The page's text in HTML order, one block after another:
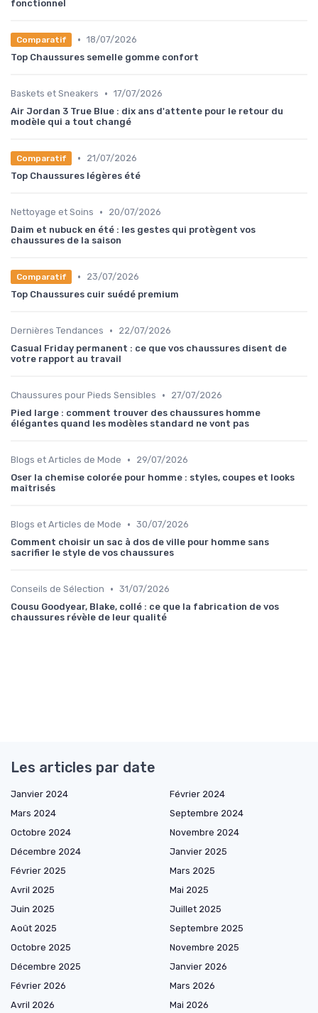
fonctionnel
Comparatif • 18/07/2026
Top Chaussures semelle gomme confort
Baskets et Sneakers • 17/07/2026
Air Jordan 3 True Blue : dix ans d'attente pour le retour du
modèle qui a tout changé
Comparatif •
21/07/2026
Top Chaussures légères été
Nettoyage et Soins •
20/07/2026
Daim et nubuck en été : les gestes qui protègent vos
chaussures de la saison
Comparatif •
23/07/2026
Top Chaussures cuir suédé premium
Dernières Tendances •
22/07/2026
Casual Friday permanent : ce que vos chaussures disent de
votre rapport au travail
Chaussures pour Pieds Sensibles •
27/07/2026
Pied large : comment trouver des chaussures homme
élégantes quand les modèles standard ne vont pas
Blogs et Articles de Mode •
29/07/2026
Oser la chemise colorée pour homme : styles, coupes et looks
maîtrisés
Blogs et Articles de Mode • 30/07/2026
Comment choisir un sac à dos de ville pour homme sans
sacrifier le style de vos chaussures
Conseils de Sélection • 31/07/2026
Cousu Goodyear, Blake, collé : ce que la fabrication de vos
chaussures révèle de leur qualité
Les articles par date
Janvier 2024
Février 2024
Mars 2024
Septembre 2024
Octobre 2024
Novembre 2024
Décembre 2024
Janvier 2025
Février 2025
Mars 2025
Avril 2025
Mai 2025
Juin 2025
Juillet 2025
Août 2025
Septembre 2025
Octobre 2025
Novembre 2025
Décembre 2025
Janvier 2026
Février 2026
Mars 2026
Avril 2026
Mai 2026